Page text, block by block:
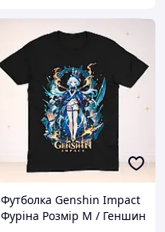
Футболка Genshin Impact
Фуріна Розмір М / Геншин